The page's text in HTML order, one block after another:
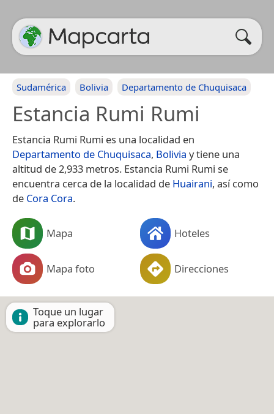
Sudamérica Bolivia Departamento de Chuquisaca
Estancia Rumi Rumi
Estancia Rumi Rumi es una localidad en
Departamento de Chuquisaca, Bolivia y tiene una
altitud de 2,933 metros. Estancia Rumi Rumi se
encuentra cerca de la localidad de Huairani, así como
de Cora Cora.
Mapa Hoteles
Mapa foto Direcciones
Toque un lugar
para explorarlo